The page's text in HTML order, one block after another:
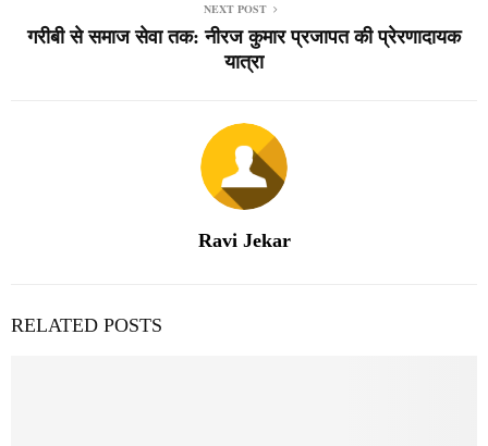
NEXT POST
गरीबी से समाज सेवा तक: नीरज कुमार प्रजापत की प्रेरणादायक
यात्रा
Ravi Jekar
RELATED POSTS